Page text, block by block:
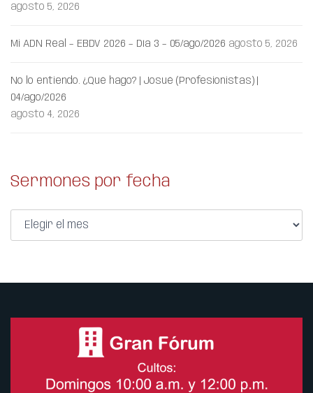
agosto 5, 2026
Mi ADN Real – EBDV 2026 – Día 3 – 05/ago/2026 agosto 5, 2026
No lo entiendo. ¿Qué hago? | Josué (Profesionistas) |
04/ago/2026
agosto 4, 2026
Sermones por fecha